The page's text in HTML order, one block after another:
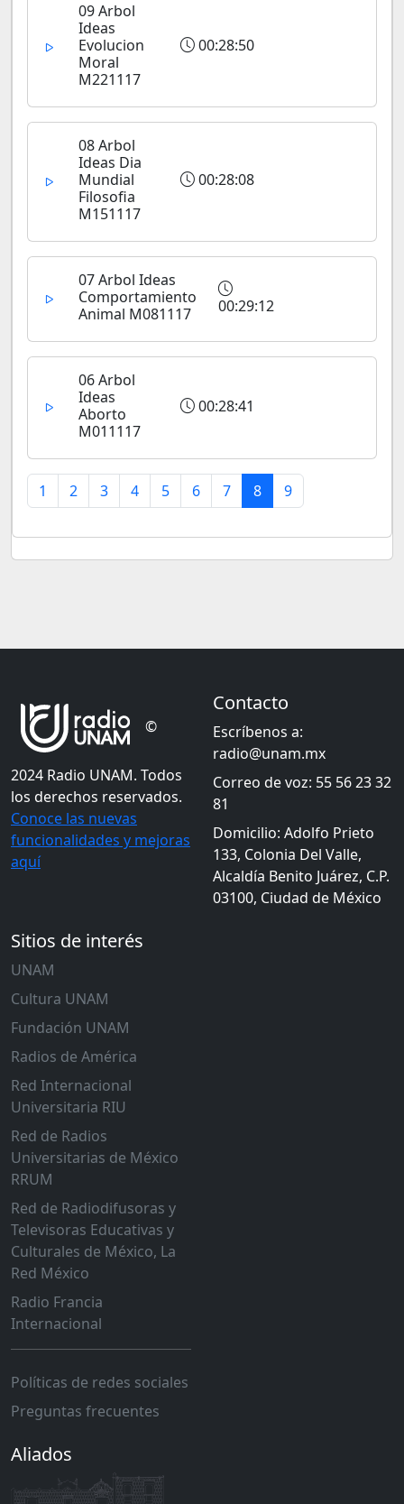
09 Arbol
Ideas
Evolucion
Moral
M221117
00:28:50
08 Arbol
Ideas Dia
Mundial
Filosofia
M151117
00:28:08
07 Arbol Ideas
Comportamiento
Animal M081117
00:29:12
06 Arbol
Ideas
Aborto
M011117
00:28:41
1 2 3 4 5 6 7 8 9
©
2024 Radio UNAM. Todos
los derechos reservados.
Conoce las nuevas
funcionalidades y mejoras
aquí
Contacto
Escríbenos a:
radio@unam.mx
Correo de voz: 55 56 23 32
81
Domicilio: Adolfo Prieto
133, Colonia Del Valle,
Alcaldía Benito Juárez, C.P.
03100, Ciudad de México
Sitios de interés
UNAM
Cultura UNAM
Fundación UNAM
Radios de América
Red Internacional
Universitaria RIU
Red de Radios
Universitarias de México
RRUM
Red de Radiodifusoras y
Televisoras Educativas y
Culturales de México, La
Red México
Radio Francia
Internacional
Políticas de redes sociales
Preguntas frecuentes
Aliados